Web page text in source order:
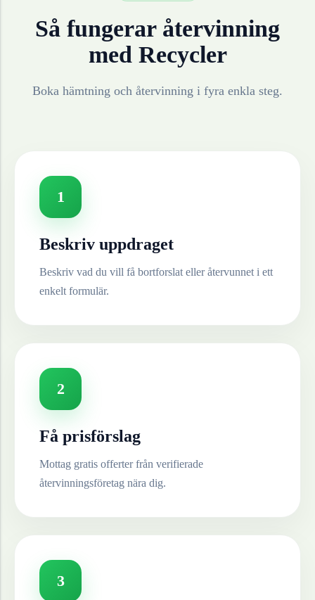
Så fungerar återvinning
med Recycler
Boka hämtning och återvinning i fyra enkla steg.
1
Beskriv uppdraget
Beskriv vad du vill få bortforslat eller återvunnet i ett
enkelt formulär.
2
Få prisförslag
Mottag gratis offerter från verifierade
återvinningsföretag nära dig.
3